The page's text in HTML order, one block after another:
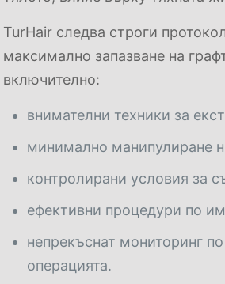
TurHair следва строги
максимално запазване на
включително:
внимателни техники за
минимално манипулиране
контролирани условия за
ефективни процедури по
непрекъснат мониторинг
операцията.